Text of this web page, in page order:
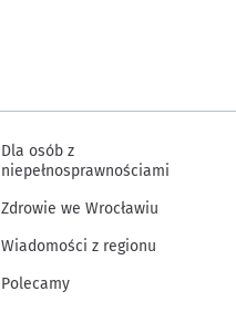
Dla osób z
niepełnosprawnościami
Zdrowie we Wrocławiu
Wiadomości z regionu
Polecamy